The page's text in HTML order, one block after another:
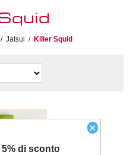
/ Jatsui / Killer Squid
×
5% di sconto